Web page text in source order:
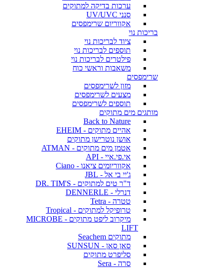
ערכות בדיקה למתוקים
סנני UV/UVC
אקווריום שרימפסים
בריכות נוי
ציוד לבריכות נוי
תוספים לבריכות נוי
פילטרים לבריכות נוי
משאבות וראשי כוח
שרימפסים
מזון לשרימפסים
מצעים לשרימפסים
תוספים לשרימפסים
מותגים מים מתוקים
Back to Nature
אהיים מתוקים - EHEIM
אושן נוטרישן מתוקים
אטמן מים מתוקים - ATMAN
אי.פי.איי - API
אקווריומים ציאנו - Ciano
ג'יי בי אל - JBL
ד"ר טים למתוקים - DR. TIM'S
דנרלי - DENNERLE
טטרה - Tetra
טרופיקל למתוקים - Tropical
מיקרוב ליפט מתוקים - MICROBE
LIFT
מתוקים Seachem
סאן סאן - SUNSUN
סליפרט מתוקים
סרה - Sera